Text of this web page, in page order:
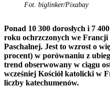
Fot. biglinker/Pixabay
Ponad 10 300 dorosłych i 7
roku ochrzczonych we
Paschalnej. Jest to wzrost o
procent) w porównaniu z
trend obserwowany w ciągu
wcześniej Kościół katolicki w
liczby katechumenów.